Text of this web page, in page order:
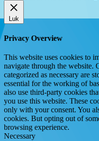
Luk
Privacy Overview
This website uses cookies to
navigate through the website.
categorized as necessary are
essential for the working of
also use third-party cookies
you use this website. These
only with your consent. You
cookies. But opting out of
browsing experience.
Necessary